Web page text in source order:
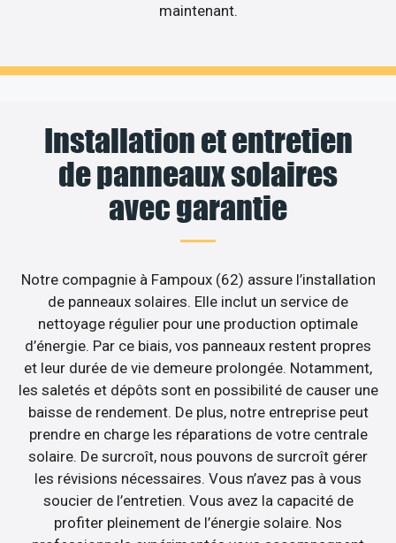
maintenant.
Installation et entretien
de panneaux solaires
avec garantie
Notre compagnie à Fampoux (62) assure l’installation
de panneaux solaires. Elle inclut un service de
nettoyage régulier pour une production optimale
d’énergie. Par ce biais, vos panneaux restent propres
et leur durée de vie demeure prolongée. Notamment,
les saletés et dépôts sont en possibilité de causer une
baisse de rendement. De plus, notre entreprise peut
prendre en charge les réparations de votre centrale
solaire. De surcroît, nous pouvons de surcroît gérer
les révisions nécessaires. Vous n’avez pas à vous
soucier de l’entretien. Vous avez la capacité de
profiter pleinement de l’énergie solaire. Nos